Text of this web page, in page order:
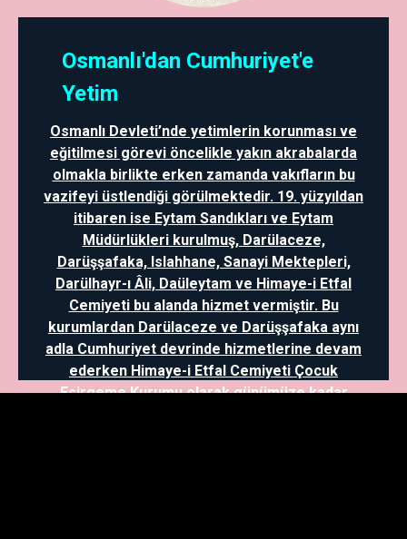
Osmanlı'dan Cumhuriyet'e
Yetim
Osmanlı Devleti’nde yetimlerin korunması ve
eğitilmesi görevi öncelikle yakın akrabalarda
olmakla birlikte erken zamanda vakıfların bu
vazifeyi üstlendiği görülmektedir. 19. yüzyıldan
itibaren ise Eytam Sandıkları ve Eytam
Müdürlükleri kurulmuş, Darülaceze,
Darüşşafaka, Islahhane, Sanayi Mektepleri,
Darülhayr-ı Âli, Daüleytam ve Himaye-i Etfal
Cemiyeti bu alanda hizmet vermiştir. Bu
kurumlardan Darülaceze ve Darüşşafaka aynı
adla Cumhuriyet devrinde hizmetlerine devam
ederken Himaye-i Etfal Cemiyeti Çocuk
Esirgeme Kurumu olarak günümüze kadar